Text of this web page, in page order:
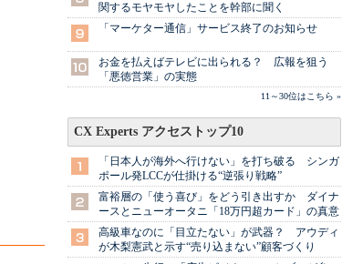
関するモヤモヤしたことを幹部に聞く
「マーケター通信」サービス終了のお知らせ
お金を払えばテレビに出られる？ 広報を狙う
「悪徳営業」の実態
11～30位はこちら »
CX Experts アクセストップ10
「日本人が海外へ行けない」を打ち破る シンガ
ポール発LCCが仕掛ける“逆張り戦略”
富裕層の「使う喜び」をどう引き出すか ダイナ
ースとニューオータニ「18万円超カード」の真意
高級車なのに「目立たない」が武器？ アウディ
が木梨憲武と示す“売り込まない”顧客づくり